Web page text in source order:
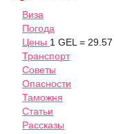
Виза
Погода
Цены 1 GEL =
Транспорт
Советы
Опасности
Таможня
Статьи
Рассказы